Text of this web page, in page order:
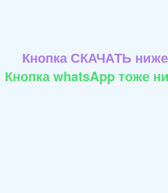
Кнопка СКАЧАТЬ ниже
Кнопка whatsApp тоже